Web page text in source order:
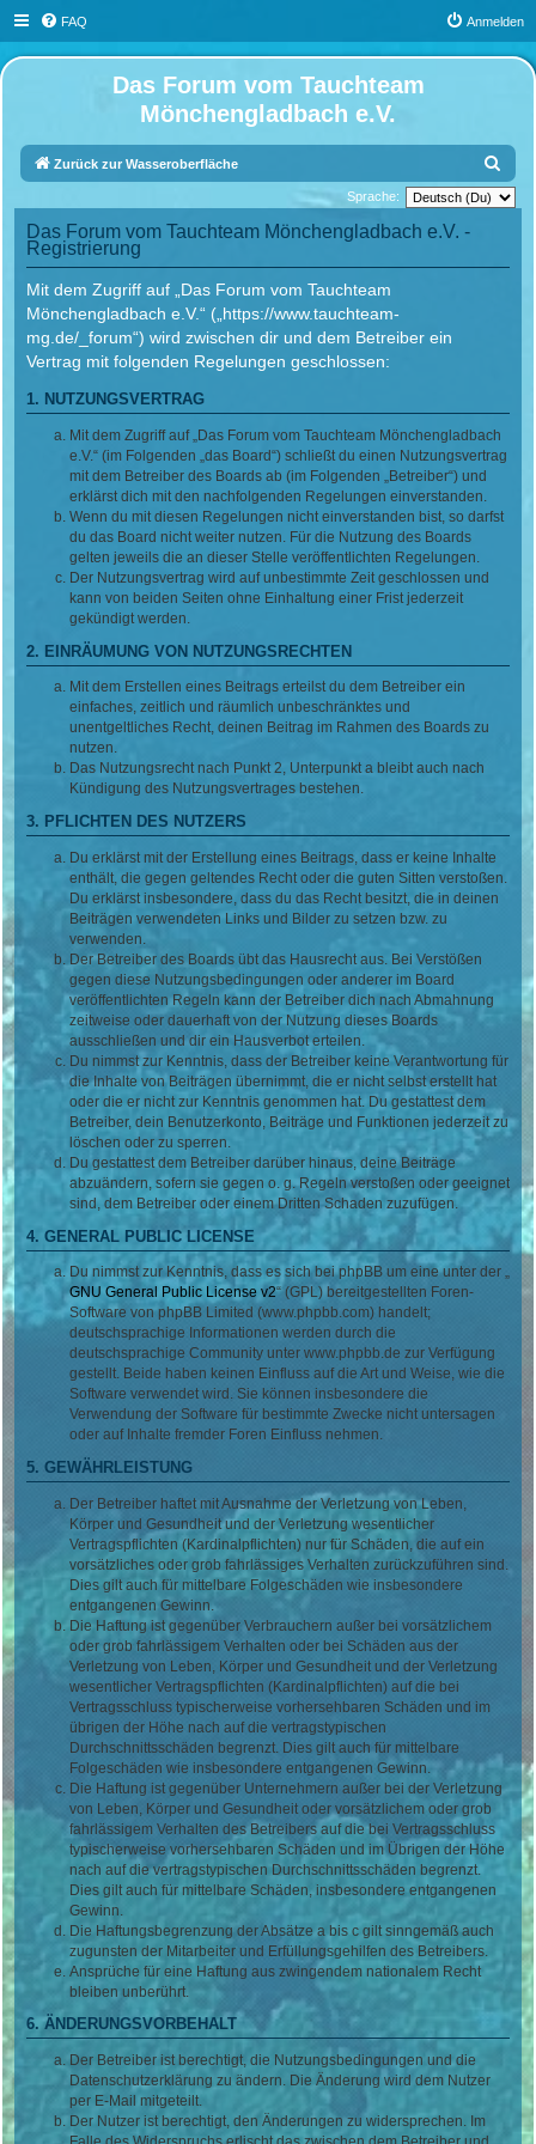
FAQ Anmelden
Das Forum vom Tauchteam
Mönchengladbach e.V.
Zurück zur Wasseroberfläche
u
Sprache:
Das Forum vom Tauchteam Mönchengladbach e.V. -
Registrierung
Mit dem Zugriff auf „Das Forum vom Tauchteam
Mönchengladbach e.V.“ („https://www.tauchteam-
mg.de/_forum“) wird zwischen dir und dem Betreiber ein
Vertrag mit folgenden Regelungen geschlossen:
1. NUTZUNGSVERTRAG
Mit dem Zugriff auf „Das Forum vom Tauchteam Mönchengladbach
e.V.“ (im Folgenden „das Board“) schließt du einen Nutzungsvertrag
mit dem Betreiber des Boards ab (im Folgenden „Betreiber“) und
erklärst dich mit den nachfolgenden Regelungen einverstanden.
Wenn du mit diesen Regelungen nicht einverstanden bist, so darfst
du das Board nicht weiter nutzen. Für die Nutzung des Boards
gelten jeweils die an dieser Stelle veröffentlichten Regelungen.
Der Nutzungsvertrag wird auf unbestimmte Zeit geschlossen und
kann von beiden Seiten ohne Einhaltung einer Frist jederzeit
gekündigt werden.
2. EINRÄUMUNG VON NUTZUNGSRECHTEN
Mit dem Erstellen eines Beitrags erteilst du dem Betreiber ein
einfaches, zeitlich und räumlich unbeschränktes und
unentgeltliches Recht, deinen Beitrag im Rahmen des Boards zu
nutzen.
Das Nutzungsrecht nach Punkt 2, Unterpunkt a bleibt auch nach
Kündigung des Nutzungsvertrages bestehen.
3. PFLICHTEN DES NUTZERS
Du erklärst mit der Erstellung eines Beitrags, dass er keine Inhalte
enthält, die gegen geltendes Recht oder die guten Sitten verstoßen.
Du erklärst insbesondere, dass du das Recht besitzt, die in deinen
Beiträgen verwendeten Links und Bilder zu setzen bzw. zu
verwenden.
Der Betreiber des Boards übt das Hausrecht aus. Bei Verstößen
gegen diese Nutzungsbedingungen oder anderer im Board
veröffentlichten Regeln kann der Betreiber dich nach Abmahnung
zeitweise oder dauerhaft von der Nutzung dieses Boards
ausschließen und dir ein Hausverbot erteilen.
Du nimmst zur Kenntnis, dass der Betreiber keine Verantwortung für
die Inhalte von Beiträgen übernimmt, die er nicht selbst erstellt hat
oder die er nicht zur Kenntnis genommen hat. Du gestattest dem
Betreiber, dein Benutzerkonto, Beiträge und Funktionen jederzeit zu
löschen oder zu sperren.
Du gestattest dem Betreiber darüber hinaus, deine Beiträge
abzuändern, sofern sie gegen o. g. Regeln verstoßen oder geeignet
sind, dem Betreiber oder einem Dritten Schaden zuzufügen.
4. GENERAL PUBLIC LICENSE
Du nimmst zur Kenntnis, dass es sich bei phpBB um eine unter der „
GNU General Public License v2“ (GPL) bereitgestellten Foren-
Software von phpBB Limited (www.phpbb.com) handelt;
deutschsprachige Informationen werden durch die
deutschsprachige Community unter www.phpbb.de zur Verfügung
gestellt. Beide haben keinen Einfluss auf die Art und Weise, wie die
Software verwendet wird. Sie können insbesondere die
Verwendung der Software für bestimmte Zwecke nicht untersagen
oder auf Inhalte fremder Foren Einfluss nehmen.
5. GEWÄHRLEISTUNG
Der Betreiber haftet mit Ausnahme der Verletzung von Leben,
Körper und Gesundheit und der Verletzung wesentlicher
Vertragspflichten (Kardinalpflichten) nur für Schäden, die auf ein
vorsätzliches oder grob fahrlässiges Verhalten zurückzuführen sind.
Dies gilt auch für mittelbare Folgeschäden wie insbesondere
entgangenen Gewinn.
Die Haftung ist gegenüber Verbrauchern außer bei vorsätzlichem
oder grob fahrlässigem Verhalten oder bei Schäden aus der
Verletzung von Leben, Körper und Gesundheit und der Verletzung
wesentlicher Vertragspflichten (Kardinalpflichten) auf die bei
Vertragsschluss typischerweise vorhersehbaren Schäden und im
übrigen der Höhe nach auf die vertragstypischen
Durchschnittsschäden begrenzt. Dies gilt auch für mittelbare
Folgeschäden wie insbesondere entgangenen Gewinn.
Die Haftung ist gegenüber Unternehmern außer bei der Verletzung
von Leben, Körper und Gesundheit oder vorsätzlichem oder grob
fahrlässigem Verhalten des Betreibers auf die bei Vertragsschluss
typischerweise vorhersehbaren Schäden und im Übrigen der Höhe
nach auf die vertragstypischen Durchschnittsschäden begrenzt.
Dies gilt auch für mittelbare Schäden, insbesondere entgangenen
Gewinn.
Die Haftungsbegrenzung der Absätze a bis c gilt sinngemäß auch
zugunsten der Mitarbeiter und Erfüllungsgehilfen des Betreibers.
Ansprüche für eine Haftung aus zwingendem nationalem Recht
bleiben unberührt.
6. ÄNDERUNGSVORBEHALT
Der Betreiber ist berechtigt, die Nutzungsbedingungen und die
Datenschutzerklärung zu ändern. Die Änderung wird dem Nutzer
per E-Mail mitgeteilt.
Der Nutzer ist berechtigt, den Änderungen zu widersprechen. Im